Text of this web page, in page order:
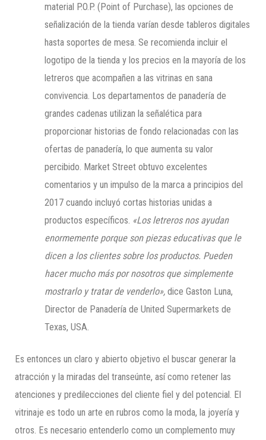
material P.O.P. (Point of Purchase), las opciones de
señalización de la tienda varían desde tableros digitales
hasta soportes de mesa. Se recomienda incluir el
logotipo de la tienda y los precios en la mayoría de los
letreros que acompañen a las vitrinas en sana
convivencia. Los departamentos de panadería de
grandes cadenas utilizan la señalética para
proporcionar historias de fondo relacionadas con las
ofertas de panadería, lo que aumenta su valor
percibido. Market Street obtuvo excelentes
comentarios y un impulso de la marca a principios del
2017 cuando incluyó cortas historias unidas a
productos específicos. «Los letreros nos ayudan
enormemente porque son piezas educativas que le
dicen a los clientes sobre los productos. Pueden
hacer mucho más por nosotros que simplemente
mostrarlo y tratar de venderlo»,dice Gaston Luna,
Director de Panadería de United Supermarkets de
Texas, USA.
Es entonces un claro y abierto objetivo el buscar generar la
atracción y la miradas del transeúnte, así como retener las
atenciones y predilecciones del cliente fiel y del potencial. El
vitrinaje es todo un arte en rubros como la moda, la joyería y
otros. Es necesario entenderlo como un complemento muy